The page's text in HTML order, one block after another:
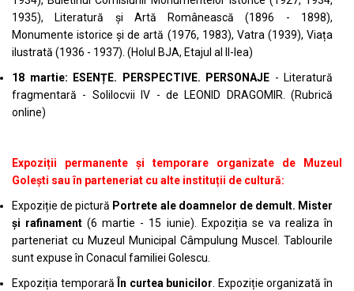
1935), Literatură și Artă Românească (1896 - 1898),
Monumente istorice și de artă (1976, 1983), Vatra (1939), Viața
ilustrată (1936 - 1937). (Holul BJA, Etajul al II-lea)
18 martie: ESENȚE. PERSPECTIVE. PERSONAJE - Literatură
fragmentară - Solilocvii IV - de LEONID DRAGOMIR. (Rubrică
online)
Expoziții permanente și temporare organizate de Muzeul
Golești sau în parteneriat cu alte instituții de cultură:
Expoziție de pictură Portrete ale doamnelor de demult. Mister
și rafinament (6 martie - 15 iunie). Expoziția se va realiza în
parteneriat cu Muzeul Municipal Câmpulung Muscel. Tablourile
sunt expuse în Conacul familiei Golescu.
Expoziția temporară În curtea bunicilor . Expoziție organizată în